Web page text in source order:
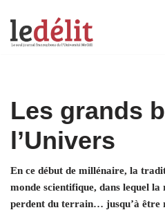
Aller
Les grands
l’Univers
En ce début de millénaire, la
monde scientifique, dans lequel
perdent du terrain… jusqu’à être